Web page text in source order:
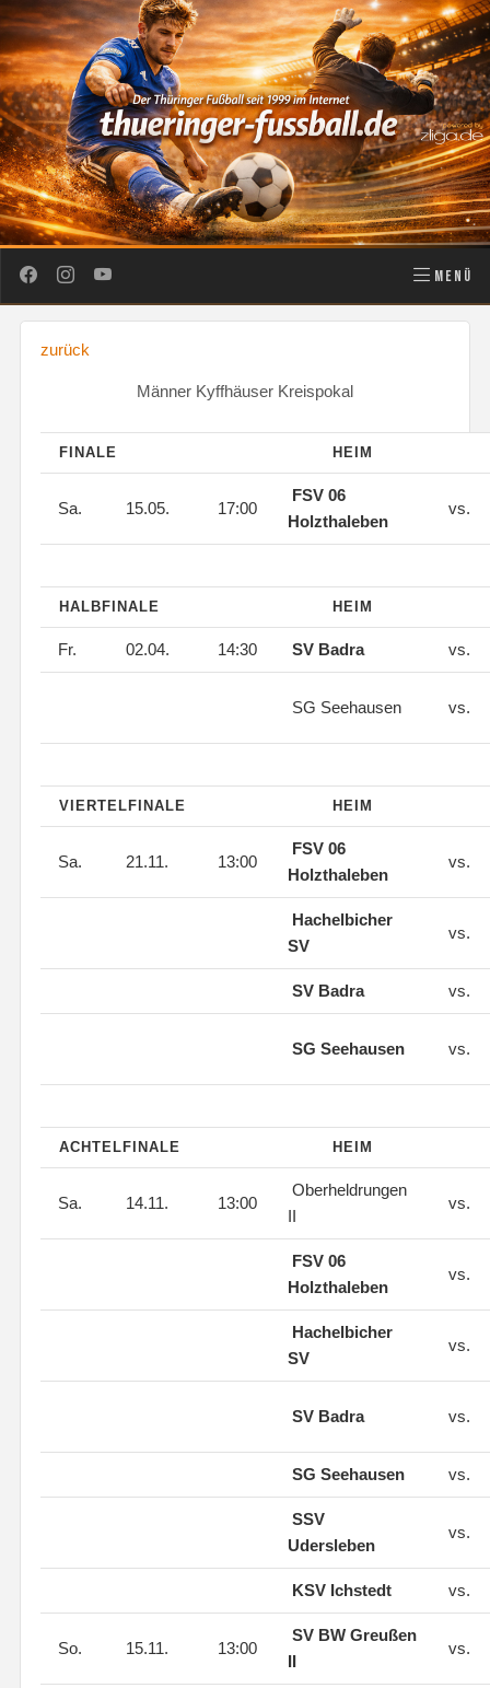
MENÜ
zurück
Männer Kyffhäuser Kreispokal
FINALE HEIM
Sa. 15.05. 17:00
FSV 06
Holzthaleben
vs.
HALBFINALE HEIM
Fr. 02.04. 14:30 SV Badra vs.
SG Seehausen vs.
VIERTELFINALE HEIM
Sa. 21.11. 13:00
FSV 06
Holzthaleben
vs.
Hachelbicher
SV
vs.
SV Badra vs.
SG Seehausen vs.
ACHTELFINALE HEIM
Sa. 14.11. 13:00
Oberheldrungen
II
vs.
FSV 06
Holzthaleben
vs.
Hachelbicher
SV
vs.
SV Badra vs.
SG Seehausen vs.
SSV
Udersleben
vs.
KSV Ichstedt vs.
So. 15.11. 13:00
SV BW Greußen
II
vs.